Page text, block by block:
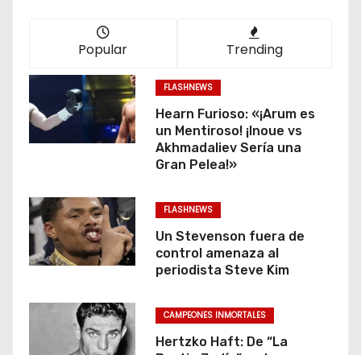
Popular Trending
FLASHNEWS
Hearn Furioso: «¡Arum es
un Mentiroso! ¡Inoue vs
Akhmadaliev Sería una
Gran Pelea!»
FLASHNEWS
Un Stevenson fuera de
control amenaza al
periodista Steve Kim
CAMPEONES INMORTALES
Hertzko Haft: De “La